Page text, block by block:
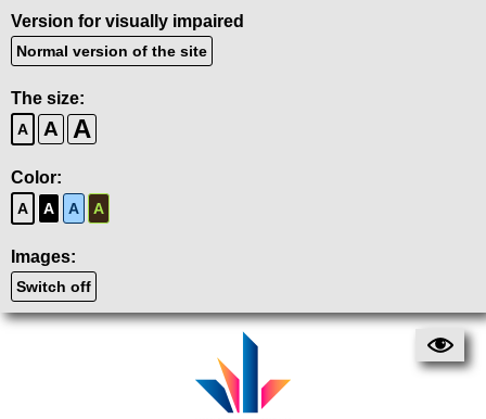
Version for visually impaired
Normal version of the site
The size:
A A A
Color:
A A A A
Images:
Switch off